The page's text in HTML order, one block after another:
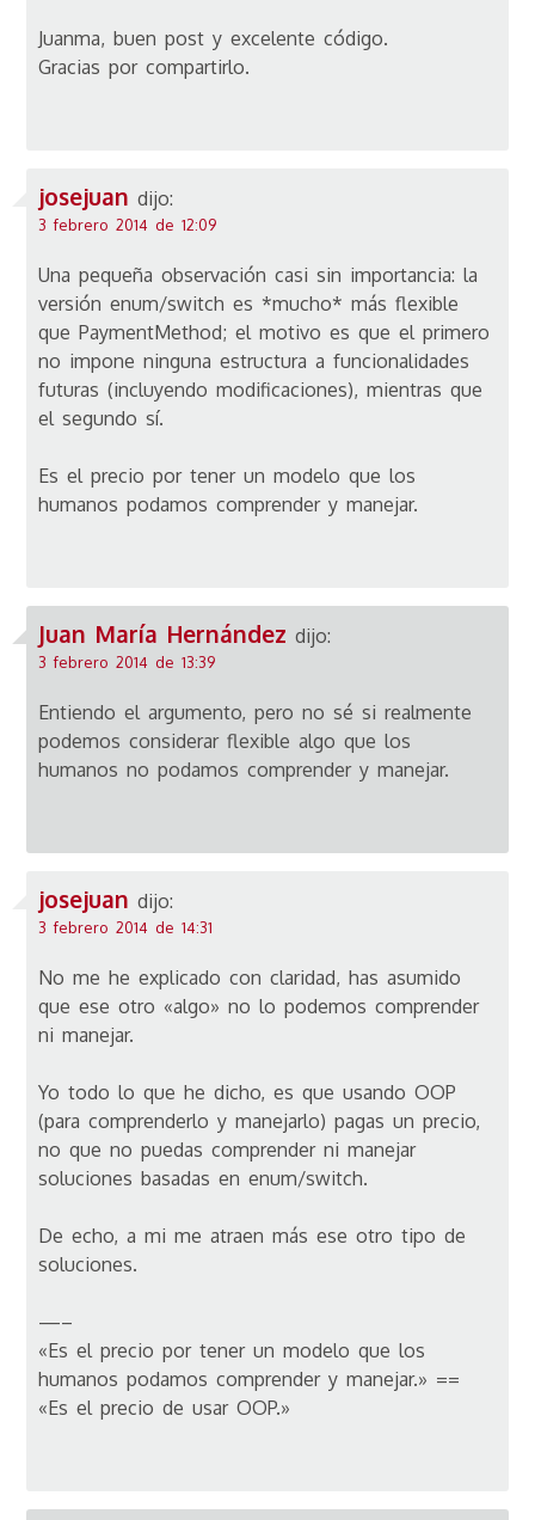
Juanma, buen post y excelente código.
Gracias por compartirlo.
josejuan dijo:
3 febrero 2014 de 12:09
Una pequeña observación casi sin importancia: la
versión enum/switch es *mucho* más flexible
que PaymentMethod; el motivo es que el primero
no impone ninguna estructura a funcionalidades
futuras (incluyendo modificaciones), mientras que
el segundo sí.
Es el precio por tener un modelo que los
humanos podamos comprender y manejar.
Juan María Hernández dijo:
3 febrero 2014 de 13:39
Entiendo el argumento, pero no sé si realmente
podemos considerar flexible algo que los
humanos no podamos comprender y manejar.
josejuan dijo:
3 febrero 2014 de 14:31
No me he explicado con claridad, has asumido
que ese otro «algo» no lo podemos comprender
ni manejar.
Yo todo lo que he dicho, es que usando OOP
(para comprenderlo y manejarlo) pagas un precio,
no que no puedas comprender ni manejar
soluciones basadas en enum/switch.
De echo, a mi me atraen más ese otro tipo de
soluciones.
—–
«Es el precio por tener un modelo que los
humanos podamos comprender y manejar.» ==
«Es el precio de usar OOP.»